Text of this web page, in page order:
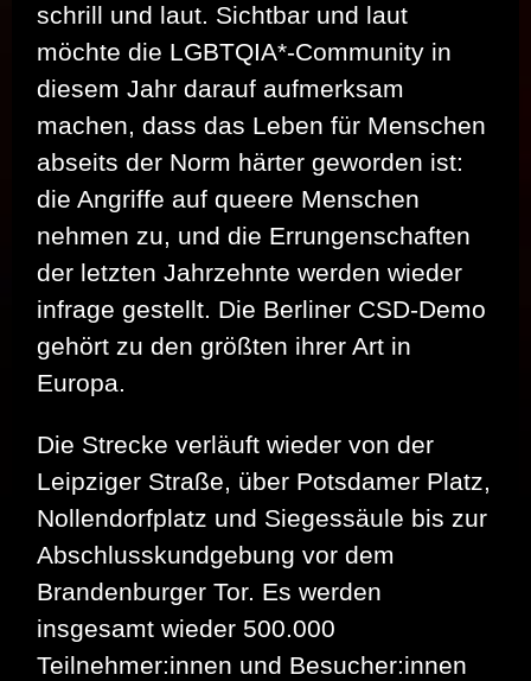
schrill und laut. Sichtbar und laut
möchte die LGBTQIA*-Community in
diesem Jahr darauf aufmerksam
machen, dass das Leben für Menschen
abseits der Norm härter geworden ist:
die Angriffe auf queere Menschen
nehmen zu, und die Errungenschaften
der letzten Jahrzehnte werden wieder
infrage gestellt. Die Berliner CSD-Demo
gehört zu den größten ihrer Art in
Europa.
Die Strecke verläuft wieder von der
Leipziger Straße, über Potsdamer Platz,
Nollendorfplatz und Siegessäule bis zur
Abschlusskundgebung vor dem
Brandenburger Tor. Es werden
insgesamt wieder 500.000
Teilnehmer:innen und Besucher:innen